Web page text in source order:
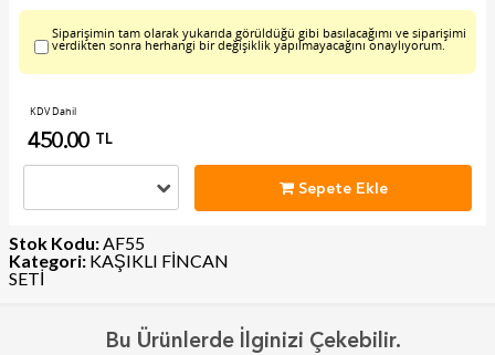
Siparişimin tam olarak yukarıda görüldüğü gibi basılacağımı ve siparişimi
verdikten sonra herhangi bir değişiklik yapılmayacağını onaylıyorum.
KDV Dahil
450.00 TL
Sepete Ekle
Stok Kodu:AF55
Kategori: KAŞIKLI FİNCAN
SETİ
Bu Ürünlerde İlginizi Çekebilir.